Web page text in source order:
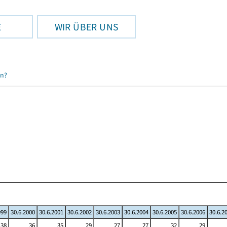
WIR ÜBER UNS
30.6.2000 30.6.2001 30.6.2002 30.6.2003 30.6.2004 30.6.2005 30.6.2006